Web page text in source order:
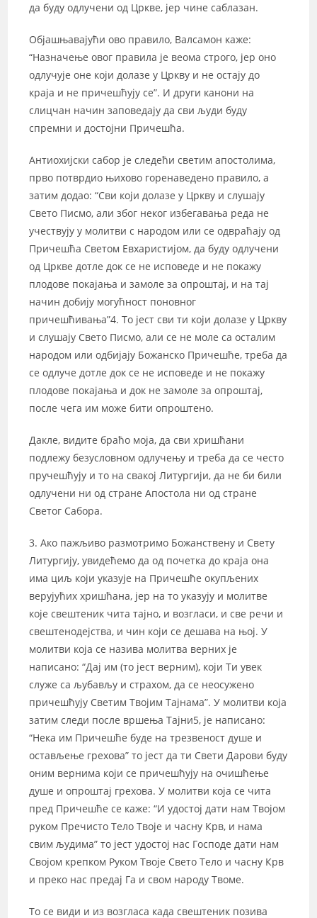
да буду одлучени од Цркве, јер чине саблазан.
Објашњавајући ово правило, Валсамон каже:
“Назначење овог правила је веома строго, јер оно
одлучује оне који долазе у Цркву и не остају до
краја и не причешћују се”. И други канони на
слицчан начин заповедају да сви људи буду
спремни и достојни Причешћа.
Антиохијски сабор је следећи светим апостолима,
прво потврдио њихово горенаведено правило, а
затим додао: “Сви који долазе у Цркву и слушају
Свето Писмо, али због неког избегавања реда не
учествују у молитви с народом или се одвраћају од
Причешћа Светом Евхаристијом, да буду одлучени
од Цркве дотле док се не исповеде и не покажу
плодове покајања и замоле за опроштај, и на тај
начин добију могућност поновног
причешћивања”4. То јест сви ти који долазе у Цркву
и слушају Свето Писмо, али се не моле са осталим
народом или одбијају Божанско Причешће, треба да
се одлуче дотле док се не исповеде и не покажу
плодове покајања и док не замоле за опроштај,
после чега им може бити опроштено.
Дакле, видите браћо моја, да сви хришћани
подлежу безусловном одлучењу и треба да се често
пручешћују и то на свакој Литургији, да не би били
одлучени ни од стране Апостола ни од стране
Светог Сабора.
3. Ако пажљиво размотримо Божанствену и Свету
Литургију, увидећемо да од почетка до краја она
има циљ који указује на Причешће окупљених
верујућих хришћана, јер на то указују и молитве
које свештеник чита тајно, и возгласи, и све речи и
свештенодејства, и чин који се дешава на њој. У
молитви која се назива молитва верних је
написано: “Дај им (то јест верним), који Ти увек
служе са љубављу и страхом, да се неосужено
причешћују Светим Твојим Тајнама”. У молитви која
затим следи после вршења Тајни5, је написано:
“Нека им Причешће буде на трезвеност душе и
остављење грехова” то јест да ти Свети Дарови буду
оним вернима који се причешћују на очишћење
душе и опроштај грехова. У молитви која се чита
пред Причешће се каже: “И удостој дати нам Твојом
руком Пречисто Тело Твоје и часну Крв, и нама
свим људима” то јест удостој нас Господе дати нам
Својом крепком Руком Твоје Свето Тело и часну Крв
и преко нас предај Га и свом народу Твоме.
То се види и из возгласа када свештеник позива